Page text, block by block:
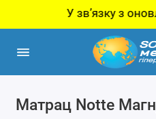
У звʼязку з
Матрац Notte